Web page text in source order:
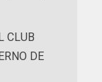
CLUB
DE